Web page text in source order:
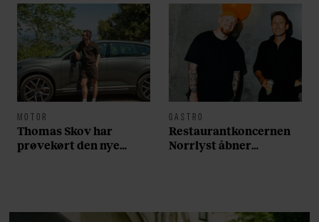
MOTOR
Thomas Skov har
prøvekørt den nye
GASTRO
Restaurantkoncernen
Norrlyst åbner